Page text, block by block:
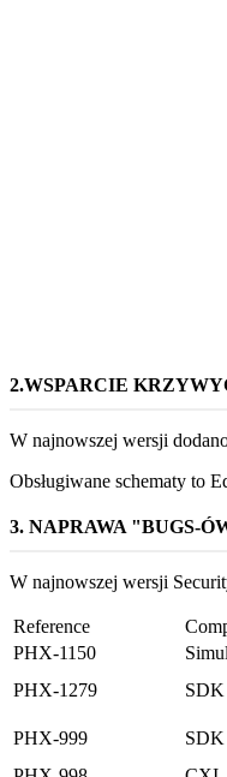
2.WSPARCIE
W najnowszej wersji
Obsługiwane schematy to
3. NAPRAWA "BUGS-
W najnowszej wersji
Reference
PHX-1150
PHX-1279
SDK
PHX-999
SDK